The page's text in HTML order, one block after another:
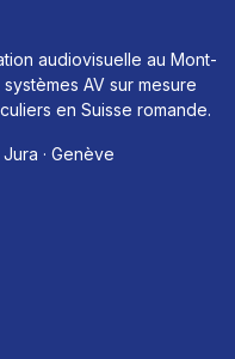
audiovisuelle au Mont-
AV sur mesure
en Suisse romande.
Jura · Genève